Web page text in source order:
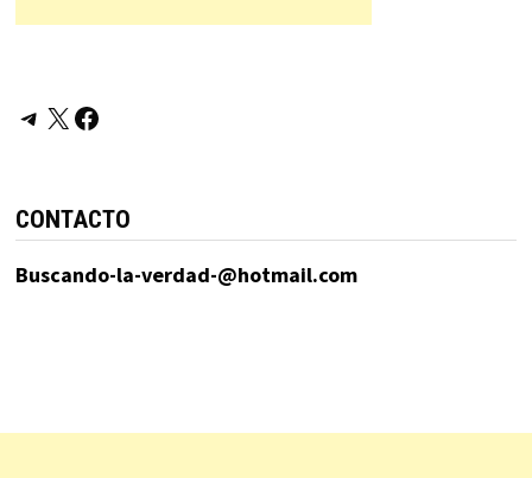
Telegram
X Facebook
CONTACTO
Buscando-la-verdad-@hotmail.com